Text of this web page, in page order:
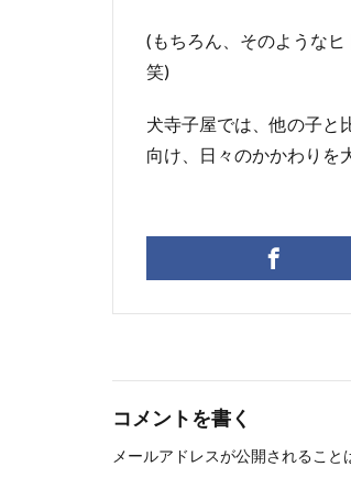
(もちろん、そのような
笑)
犬寺子屋では、他の子と
向け、日々のかかわりを
コメントを書く
メールアドレスが公開されること